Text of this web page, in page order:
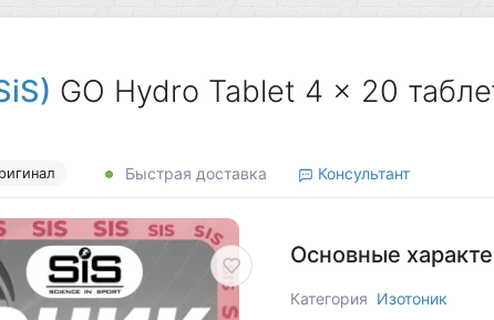
GO Hydro Tablet 4 x 20
Быстрая доставка Консультант
Основные
Категория Изотоник